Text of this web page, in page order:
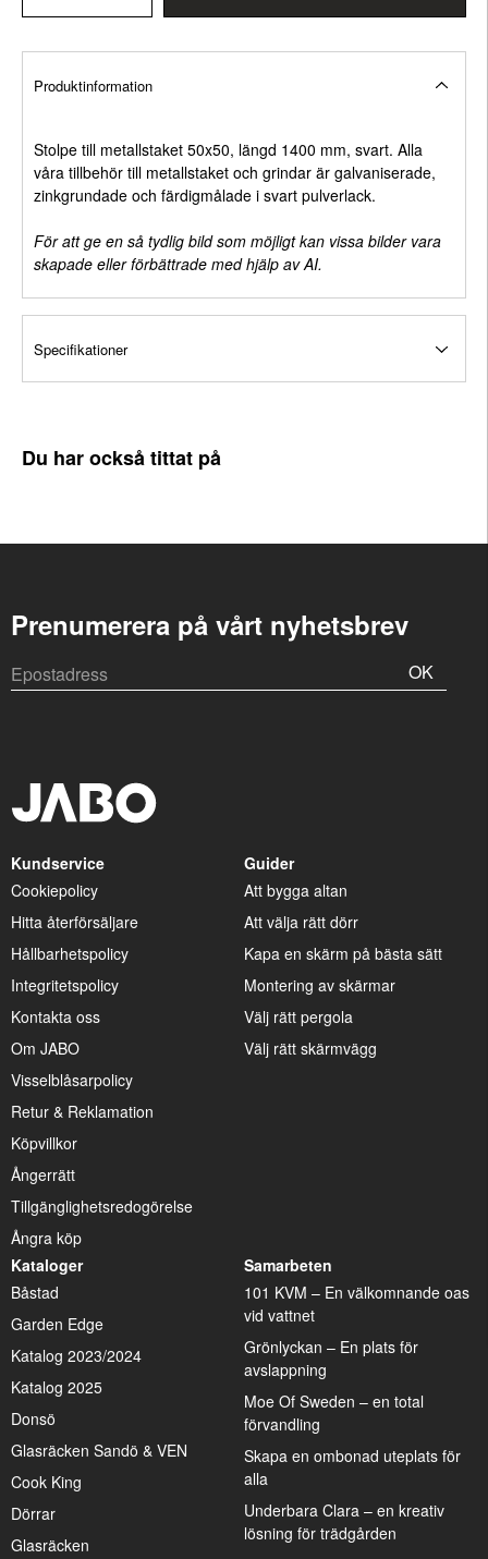
Produktinformation
Stolpe till metallstaket 50x50, längd 1400 mm, svart. Alla
våra tillbehör till metallstaket och grindar är galvaniserade,
zinkgrundade och färdigmålade i svart pulverlack.
För att ge en så tydlig bild som möjligt kan vissa bilder vara
skapade eller förbättrade med hjälp av AI.
Specifikationer
Du har också tittat på
Prenumerera på vårt nyhetsbrev
OK
Kundservice
Cookiepolicy
Hitta återförsäljare
Hållbarhetspolicy
Integritetspolicy
Kontakta oss
Om JABO
Visselblåsarpolicy
Retur & Reklamation
Köpvillkor
Ångerrätt
Tillgänglighetsredogörelse
Ångra köp
Guider
Att bygga altan
Att välja rätt dörr
Kapa en skärm på bästa sätt
Montering av skärmar
Välj rätt pergola
Välj rätt skärmvägg
Kataloger
Båstad
Garden Edge
Katalog 2023/2024
Katalog 2025
Donsö
Glasräcken Sandö & VEN
Cook King
Dörrar
Glasräcken
Samarbeten
101 KVM – En välkomnande oas
vid vattnet
Grönlyckan – En plats för
avslappning
Moe Of Sweden – en total
förvandling
Skapa en ombonad uteplats för
alla
Underbara Clara – en kreativ
lösning för trädgården